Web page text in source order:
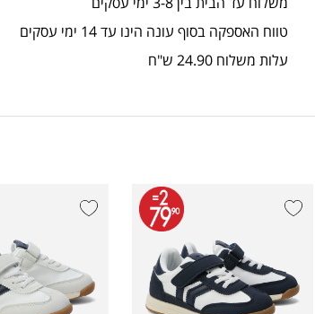
טווח האספקה בסוף עונה הינו עד 14 ימי עסקים
עלות משלוח 24.90 ש"ח